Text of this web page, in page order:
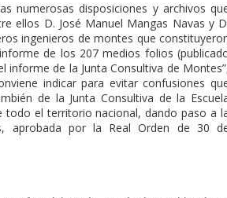
numerosas disposiciones y archivos
ellos D. José Manuel Mangas Navas y
ingenieros de montes que
de los 207 medios folios
informe de la Junta Consultiva de
indicar para evitar confusiones
de la Junta Consultiva de la
todo el territorio nacional, dando paso a
aprobada por la Real Orden de 30